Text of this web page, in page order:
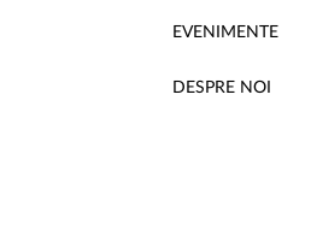
EVENIMENTE
DESPRE NOI